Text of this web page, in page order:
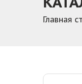
Главная